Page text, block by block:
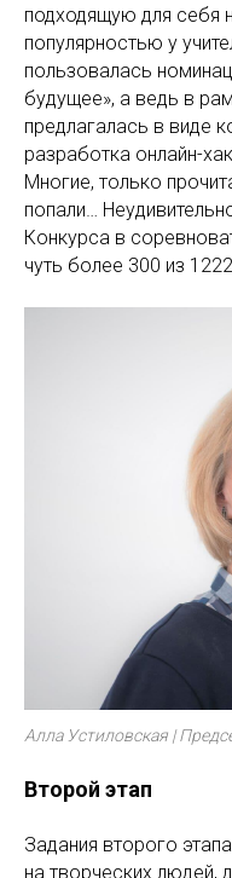
подходящую для
популярностью у
пользовалась
будущее», а ведь в
предлагалась в виде
разработка онлайн-
Многие, только
попали…
Конкурса в
чуть более 300 из
Алла Устиловская |
Второй этап
Задания второго
на творческих людей,